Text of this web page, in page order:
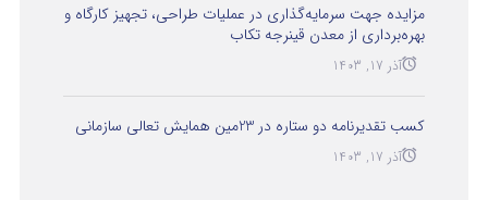
مزایده جهت سرمایه‌گذاری در عملیات طراحی، تجهیز کارگاه و
بهره‌برداری از معدن قینرجه تکاب
آذر 17, 1403
کسب تقدیرنامه دو ستاره در 23مین همایش تعالی سازمانی
آذر 17, 1403